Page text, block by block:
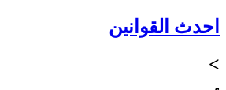
احدث القوانين
>